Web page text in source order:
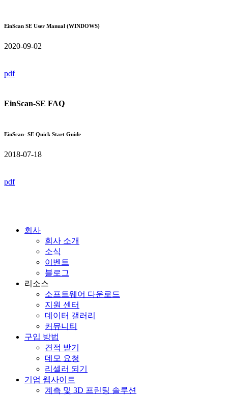
EinScan SE User Manual (WINDOWS)
2020-09-02
pdf
EinScan-SE FAQ
EinScan- SE Quick Start Guide
2018-07-18
pdf
회사
회사 소개
소식
이벤트
블로그
리소스
소프트웨어 다운로드
지원 센터
데이터 갤러리
커뮤니티
구입 방법
견적 받기
데모 요청
리셀러 되기
기업 웹사이트
계측 및 3D 프린팅 솔루션